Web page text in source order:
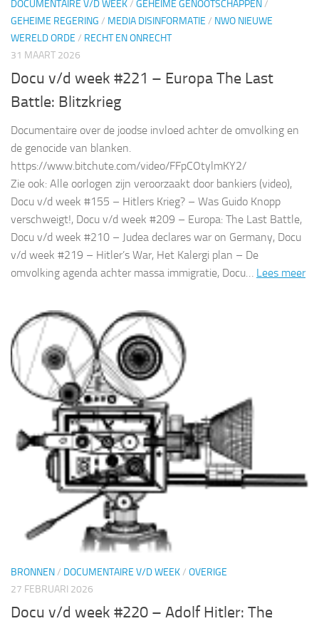
DOCUMENTAIRE V/D WEEK/ GEHEIME GENOOTSCHAPPEN/
GEHEIME REGERING / MEDIA DISINFORMATIE / NWO NIEUWE
WERELD ORDE / RECHT EN ONRECHT
31 MAART 2026
Docu v/d week #221 – Europa The Last
Battle: Blitzkrieg
Documentaire over de joodse invloed achter de omvolking en
de genocide van blanken.
https://www.bitchute.com/video/FFpCOtylmKY2/
Zie ook: Alle oorlogen zijn veroorzaakt door bankiers (video),
Docu v/d week #155 – Hitlers Krieg? – Was Guido Knopp
verschweigt!, Docu v/d week #209 – Europa: The Last Battle,
Docu v/d week #210 – Judea declares war on Germany, Docu
v/d week #219 – Hitler’s War, Het Kalergi plan – De
omvolking agenda achter massa immigratie, Docu… Lees meer
BRONNEN/ DOCUMENTAIRE V/D WEEK/ OVERIGE
27 FEBRUARI 2026
Docu v/d week #220 – Adolf Hitler: The